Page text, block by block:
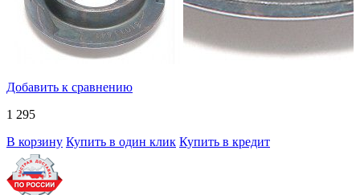
Добавить к сравнению
1 295
В корзину Купить в один клик Купить в кредит